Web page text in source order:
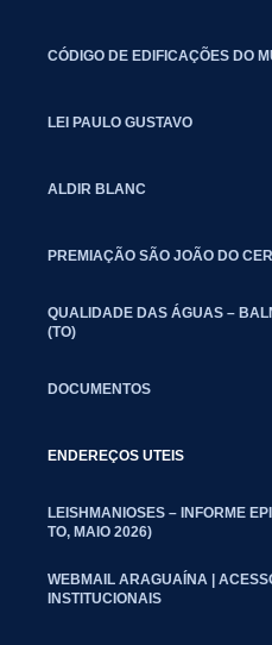
CÓDIGO DE EDIFICAÇÕES DO
LEI PAULO GUSTAVO
ALDIR BLANC
PREMIAÇÃO SÃO JOÃO DO
QUALIDADE DAS ÁGUAS –
(TO)
DOCUMENTOS
ENDEREÇOS UTEIS
LEISHMANIOSES – INFORME
TO, MAIO 2026)
WEBMAIL ARAGUAÍNA |
INSTITUCIONAIS